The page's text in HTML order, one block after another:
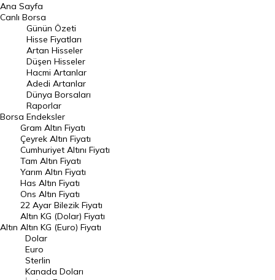
BIST 100 Hisseleri
En Çok Artan Hisseler
En Çok Düşen Hisseler
Hacmi Artanlar
Geçmiş Kapanışlar
Dünya Borsaları
Raporlar
Endeksler
DÖVİZ
Döviz Kuru
Dolar Kuru
Euro Kuru
Pound Kuru
Frank Kuru
Ana Sayfa
Canlı Borsa
Borsa
Günün Özeti
Hisse Fiyatları
Artan Hisseler
Düşen Hisseler
Hacmi Artanlar
Adedi Artanlar
Dünya Borsaları
Raporlar
Endeksler
Altın
Gram Altın Fiyatı
Çeyrek Altın Fiyatı
Cumhuriyet Altını Fiyatı
Tam Altın Fiyatı
Yarım Altın Fiyatı
Has Altın Fiyatı
Ons Altın Fiyatı
22 Ayar Bilezik Fiyatı
Altın KG (Dolar) Fiyatı
Altın KG (Euro) Fiyatı
Dolar
Euro
Sterlin
Kanada Doları